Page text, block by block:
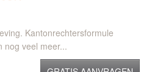
Kantonrechtersformule
nog veel meer...